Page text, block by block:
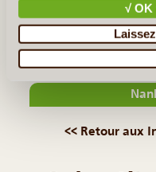
√
<< Retour aux